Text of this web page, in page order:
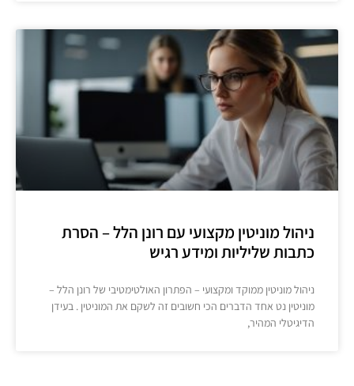
ניהול מוניטין מקצועי עם רונן הלל – הסרת
כתבות שליליות ומידע רגיש
ניהול מוניטין ממוקד ומקצועי – הפתרון האולטימטיבי של רונן הלל –
מוניטין נט אחד הדברים הכי חשובים זה לשקם את המוניטין . בעידן
הדיגיטלי המהיר,